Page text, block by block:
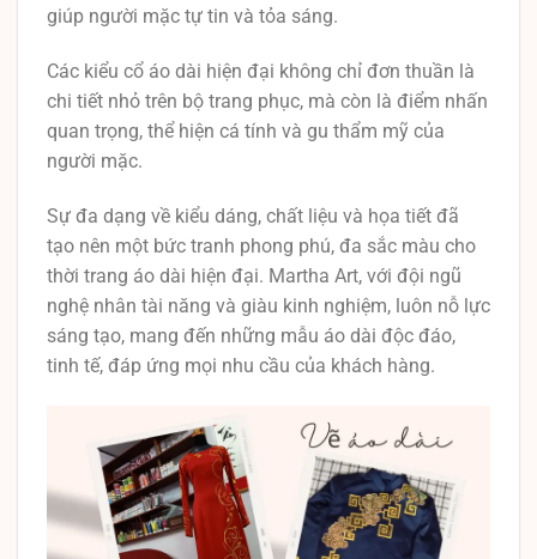
giúp người mặc tự tin và tỏa sáng.
Các kiểu cổ áo dài hiện đại không chỉ đơn thuần là
chi tiết nhỏ trên bộ trang phục, mà còn là điểm nhấn
quan trọng, thể hiện cá tính và gu thẩm mỹ của
người mặc.
Sự đa dạng về kiểu dáng, chất liệu và họa tiết đã
tạo nên một bức tranh phong phú, đa sắc màu cho
thời trang áo dài hiện đại. Martha Art, với đội ngũ
nghệ nhân tài năng và giàu kinh nghiệm, luôn nỗ lực
sáng tạo, mang đến những mẫu áo dài độc đáo,
tinh tế, đáp ứng mọi nhu cầu của khách hàng.